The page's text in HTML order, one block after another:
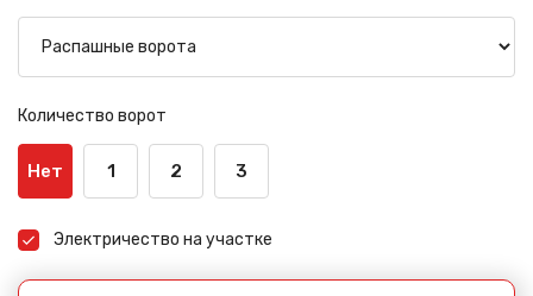
Количество ворот
Нет 1 2 3
Электричество на участке